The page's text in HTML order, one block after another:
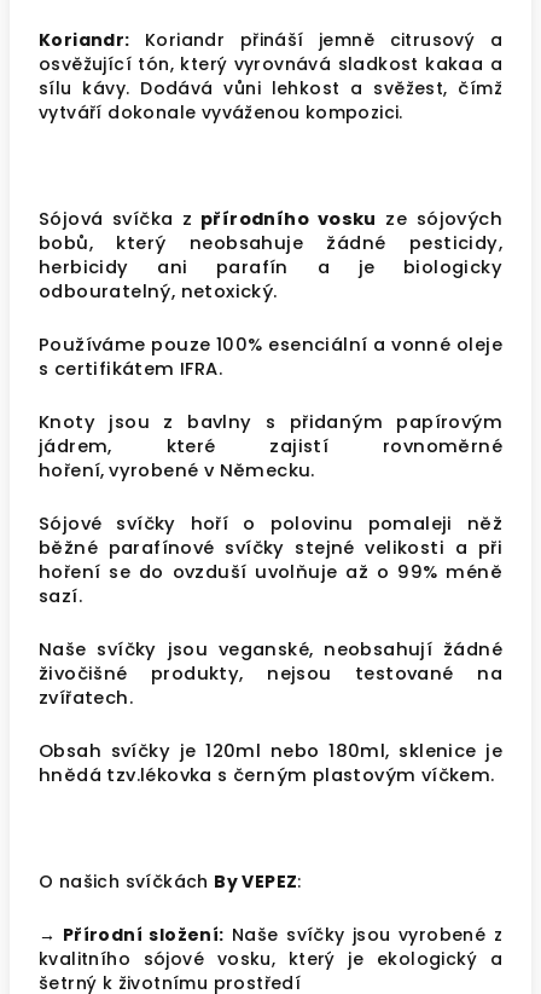
Koriandr: Koriandr přináší jemně citrusový a
osvěžující tón, který vyrovnává sladkost kakaa a
sílu kávy. Dodává vůni lehkost a svěžest, čímž
vytváří dokonale vyváženou kompozici.
Sójová svíčka z přírodního vosku ze sójových
bobů, který neobsahuje žádné pesticidy,
herbicidy ani parafín a je biologicky
odbouratelný, netoxický.
Používáme pouze 100% esenciální a vonné oleje
s certifikátem IFRA.
Knoty jsou z bavlny s přidaným papírovým
jádrem, které zajistí rovnoměrné
hoření, vyrobené v Německu.
Sójové svíčky hoří o polovinu pomaleji něž
běžné parafínové svíčky stejné velikosti a při
hoření se do ovzduší uvolňuje až o 99% méně
sazí.
Naše svíčky jsou veganské, neobsahují žádné
živočišné produkty, nejsou testované na
zvířatech.
Obsah svíčky je 120ml nebo 180ml, sklenice je
hnědá tzv.lékovka s černým plastovým víčkem.
O našich svíčkách By VEPEZ:
→ Přírodní složení: Naše svíčky jsou vyrobené z
kvalitního sójové vosku, který je ekologický a
šetrný k životnímu prostředí